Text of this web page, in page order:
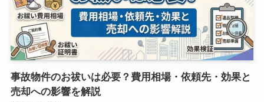
事故物件のお祓いは必要？費用相場・依頼先・効果と
売却への影響を解説